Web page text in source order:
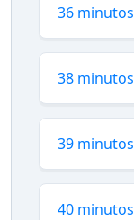
36 minutos
38 minutos
39 minutos
40 minutos